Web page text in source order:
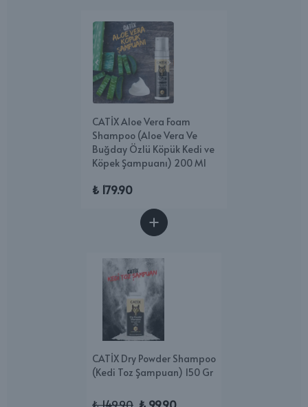
CATİX Aloe Vera Foam
Shampoo (Aloe Vera Ve
Buğday Özlü Köpük Kedi ve
Köpek Şampuanı) 200 Ml
₺ 179.90
CATİX Dry Powder Shampoo
(Kedi Toz Şampuan) 150 Gr